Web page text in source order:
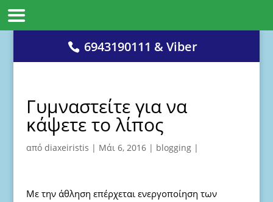
6943190111 & Viber
Γυμναστείτε για να
κάψετε το λίπος
από diaxeiristis | Μάι 6, 2016| blogging|
Mε την άθληση επέρχεται ενεργοποίηση των